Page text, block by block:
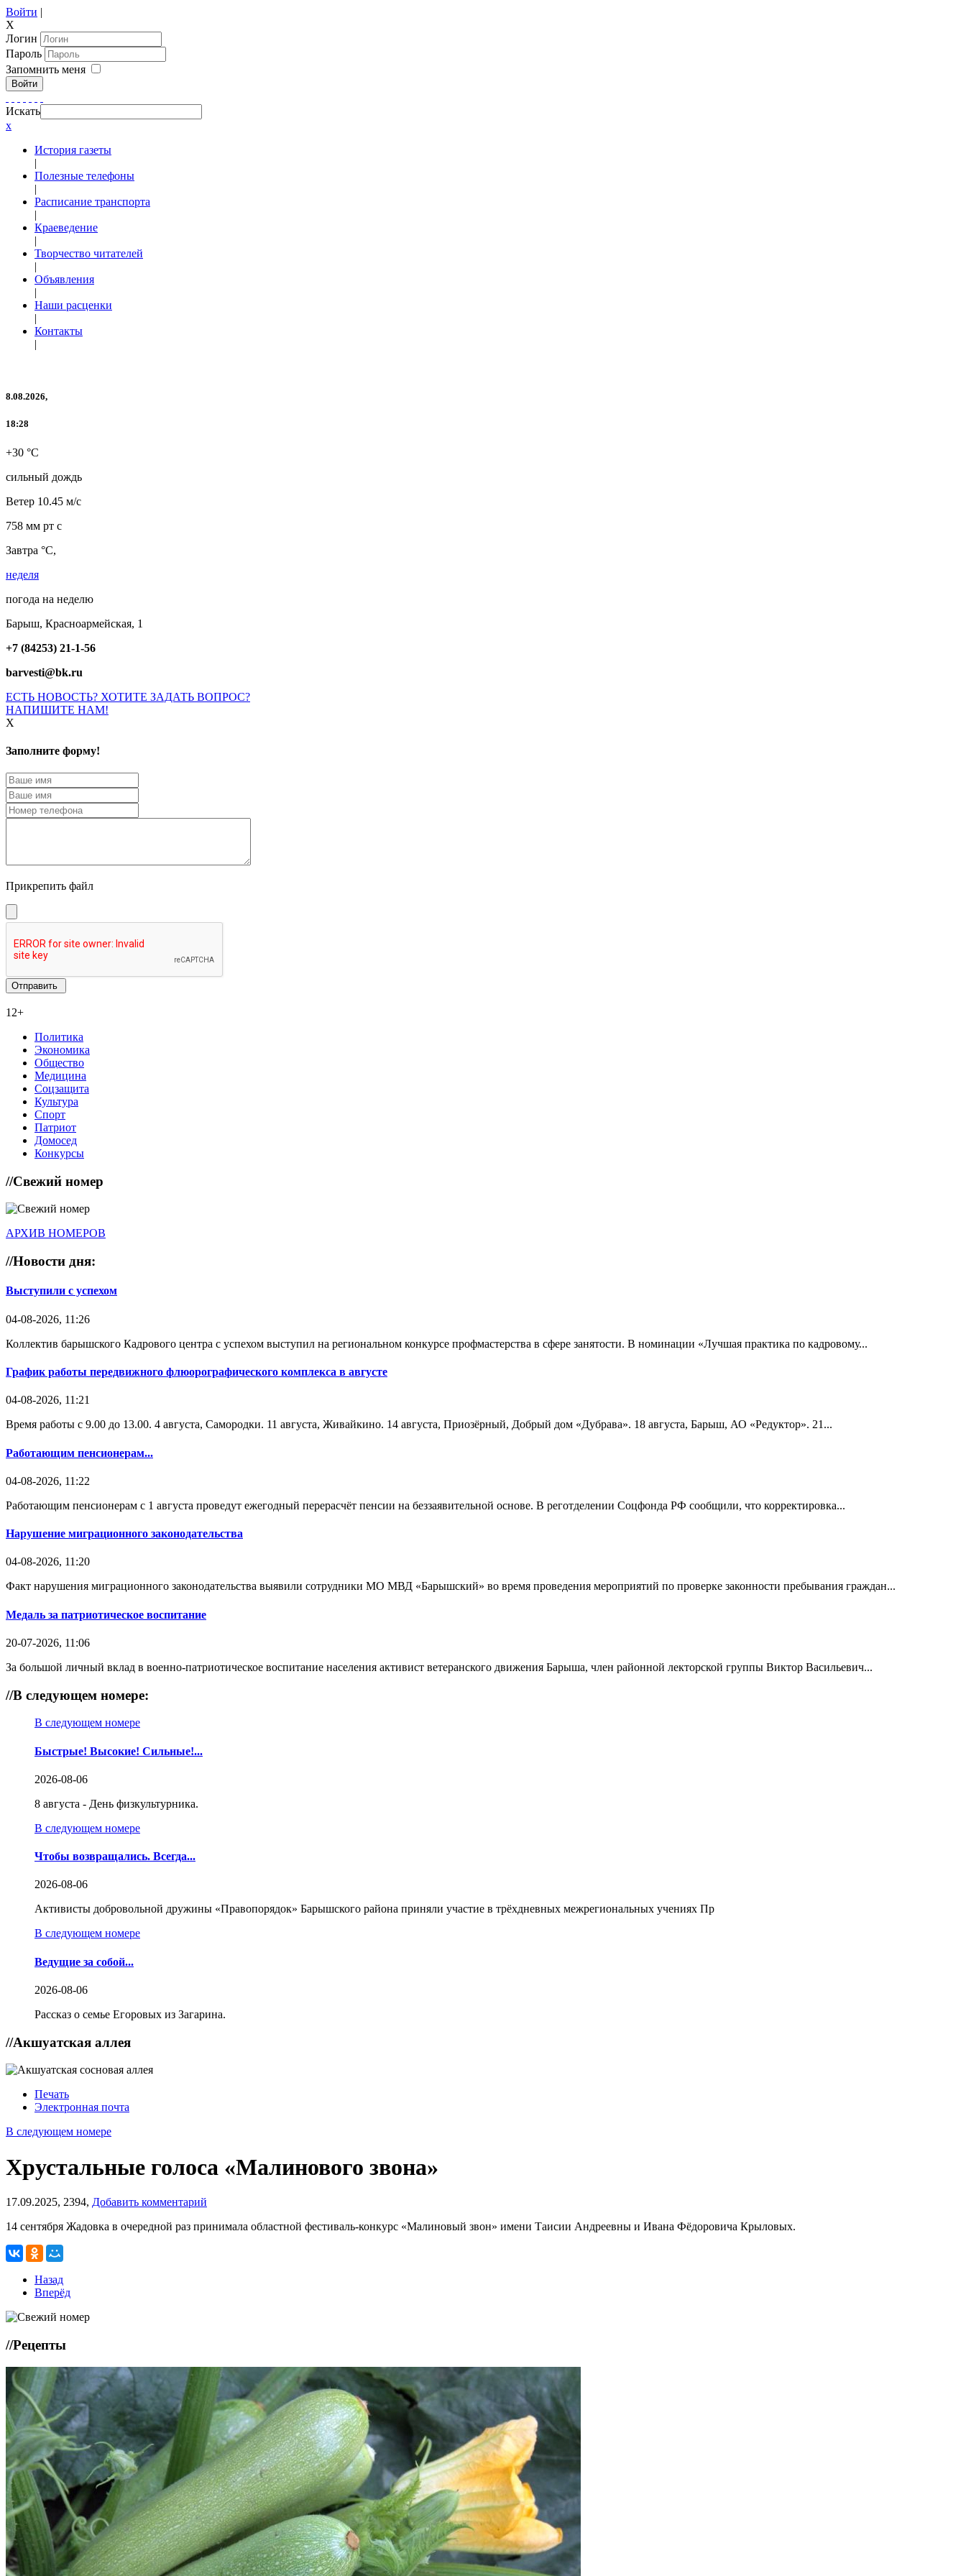
Войти |
X
Логин
Пароль
Запомнить меня
Войти
Искать
x
История газеты
|
Полезные телефоны
|
Расписание транспорта
|
Краеведение
|
Творчество читателей
|
Объявления
|
Наши расценки
|
Контакты
|
8.08.2026,
18:28
+30 °C
сильный дождь
Ветер 10.45 м/с
758 мм рт с
Завтра °C,
неделя
погода на неделю
Барыш, Красноармейская, 1
+7 (84253) 21-1-56
barvesti@bk.ru
ЕСТЬ НОВОСТЬ? ХОТИТЕ ЗАДАТЬ ВОПРОС?
НАПИШИТЕ НАМ!
X
Заполните форму!
Прикрепить файл
12+
Политика
Экономика
Общество
Медицина
Соцзащита
Культура
Спорт
Патриот
Домосед
Конкурсы
//Свежий номер
АРХИВ НОМЕРОВ
//Новости дня:
Выступили с успехом
04-08-2026, 11:26
Коллектив барышского Кадрового центра с успехом выступил на региональном конкурсе профмастерства в сфере занятости. В номинации «Лучшая практика по кадровому...
График работы передвижного флюорографического комплекса в августе
04-08-2026, 11:21
Время работы с 9.00 до 13.00. 4 августа, Самородки. 11 августа, Живайкино. 14 августа, Приозёрный, Добрый дом «Дубрава». 18 августа, Барыш, АО «Редуктор». 21...
Работающим пенсионерам...
04-08-2026, 11:22
Работающим пенсионерам с 1 августа проведут ежегодный перерасчёт пенсии на беззаявительной основе. В реготделении Соцфонда РФ сообщили, что корректировка...
Нарушение миграционного законодательства
04-08-2026, 11:20
Факт нарушения миграционного законодательства выявили сотрудники МО МВД «Барышский» во время проведения мероприятий по проверке законности пребывания граждан...
Медаль за патриотическое воспитание
20-07-2026, 11:06
За большой личный вклад в военно-патриотическое воспитание населения активист ветеранского движения Барыша, член районной лекторской группы Виктор Васильевич...
//В следующем номере:
В следующем номере
Быстрые! Высокие! Сильные!...
2026-08-06
8 августа - День физкультурника.
В следующем номере
Чтобы возвращались. Всегда...
2026-08-06
Активисты добровольной дружины «Правопорядок» Барышского района приняли участие в трёхдневных межрегиональных учениях Пр
В следующем номере
Ведущие за собой...
2026-08-06
Рассказ о семье Егоровых из Загарина.
//Акшуатская аллея
Печать
Электронная почта
В следующем номере
Хрустальные голоса «Малинового звона»
17.09.2025, 2394, Добавить комментарий
14 сентября Жадовка в очередной раз принимала областной фестиваль-конкурс «Малиновый звон» имени Таисии Андреевны и Ивана Фёдоровича Крыловых.
Назад
Вперёд
//Рецепты